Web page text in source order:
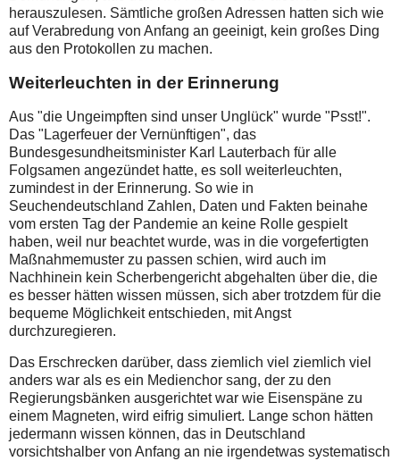
herauszulesen. Sämtliche großen Adressen hatten sich wie
auf Verabredung von Anfang an geeinigt, kein großes Ding
aus den Protokollen zu machen.
Weiterleuchten in der Erinnerung
Aus "die Ungeimpften sind unser Unglück" wurde "Psst!".
Das "Lagerfeuer der Vernünftigen", das
Bundesgesundheitsminister Karl Lauterbach für alle
Folgsamen angezündet hatte, es soll weiterleuchten,
zumindest in der Erinnerung. So wie in
Seuchendeutschland Zahlen, Daten und Fakten beinahe
vom ersten Tag der Pandemie an keine Rolle gespielt
haben, weil nur beachtet wurde, was in die vorgefertigten
Maßnahmemuster zu passen schien, wird auch im
Nachhinein kein Scherbengericht abgehalten über die, die
es besser hätten wissen müssen, sich aber trotzdem für die
bequeme Möglichkeit entschieden, mit Angst
durchzuregieren.
Das Erschrecken darüber, dass ziemlich viel ziemlich viel
anders war als es ein Medienchor sang, der zu den
Regierungsbänken ausgerichtet war wie Eisenspäne zu
einem Magneten, wird eifrig simuliert. Lange schon hätten
jedermann wissen können, das in Deutschland
vorsichtshalber von Anfang an nie irgendetwas systematisch